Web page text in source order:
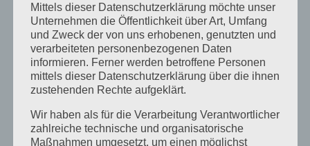
Januar 2024
Dezember 2023
November 2023
Oktober 2023
September 2023
Juli 2023
Mittels dieser Datenschutzerklärung möchte unser
Unternehmen die Öffentlichkeit über Art, Umfang
und Zweck der von uns erhobenen, genutzten und
verarbeiteten personenbezogenen Daten
informieren. Ferner werden betroffene Personen
mittels dieser Datenschutzerklärung über die ihnen
zustehenden Rechte aufgeklärt.
Wir haben als für die Verarbeitung Verantwortlicher
zahlreiche technische und organisatorische
Maßnahmen umgesetzt, um einen möglichst